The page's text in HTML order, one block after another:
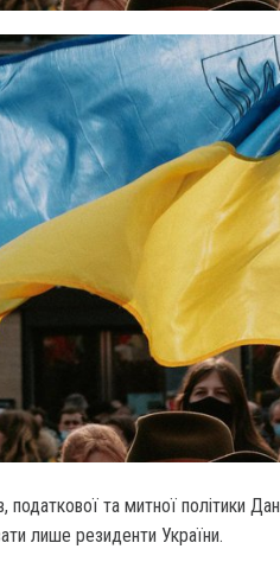
податкової та митної політики
лише резиденти України.